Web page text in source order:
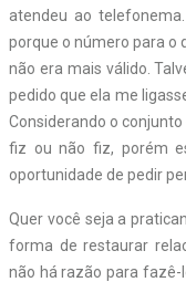
atendeu ao
porque o número para o
não era mais válido.
pedido que ela me
Considerando o
fiz ou não fiz, porém
oportunidade de pedir
Quer você seja a
forma de restaurar
não há razão para fazê-